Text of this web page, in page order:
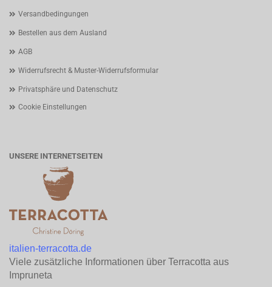
Versandbedingungen
Bestellen aus dem Ausland
AGB
Widerrufsrecht & Muster-Widerrufsformular
Privatsphäre und Datenschutz
Cookie Einstellungen
UNSERE INTERNETSEITEN
italien-terracotta.de
Viele zusätzliche Informationen über Terracotta aus
Impruneta